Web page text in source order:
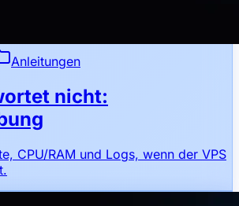
Anleitungen
nicht:
CPU/RAM und Logs, wenn der VPS